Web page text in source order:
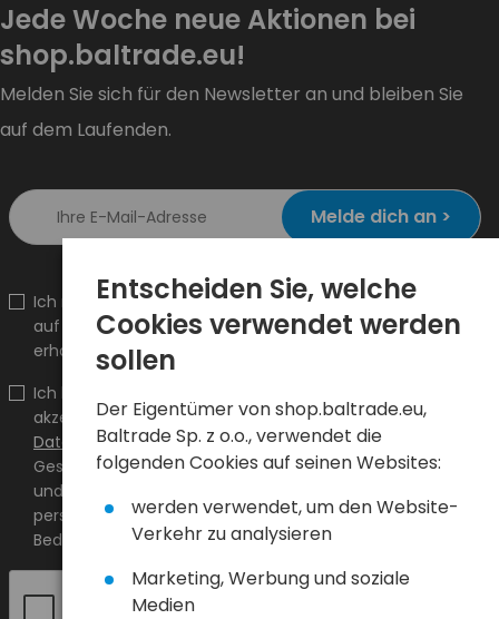
Jede Woche neue Aktionen bei
shop.baltrade.eu!
Melden Sie sich für den Newsletter an und bleiben Sie
auf dem Laufenden.
Melde dich an >
Ich möchte Informationen über Neuheiten und Aktionen
auf shop.baltrade.eu an die angegebene E-Mail-Adresse
erhalten.
Ich bestätige, dass ich den Inhalt gelesen habe und ihn
akzeptiereAllgemeine Geschäftsbedingungenund
Datenschutzrichtlinieund ich akzeptiere die Allgemeinen
Geschäftsbedingungen sowie die Datenschutzrichtlinie
und stimme der Verarbeitung meiner
personenbezogenen Daten zu den darin angegebenen
Bedingungen zu.
Entscheiden Sie, welche
Cookies verwendet werden
sollen
Der Eigentümer von shop.baltrade.eu,
Baltrade Sp. z o.o., verwendet die
folgenden Cookies auf seinen Websites:
werden verwendet, um den Website-
Verkehr zu analysieren
Marketing, Werbung und soziale
Medien